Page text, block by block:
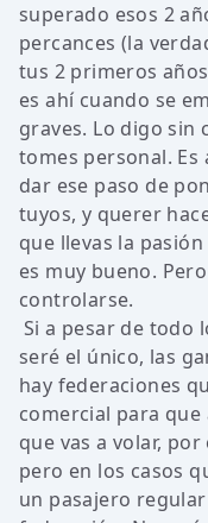
superado esos 2
percances (la
tus 2 primeros
es ahí cuando se
graves. Lo digo sin
tomes personal.
dar ese paso de
tuyos, y querer
que llevas la
es muy bueno.
controlarse.
Si a pesar de todo
seré el único, las
hay federaciones
comercial para que
que vas a volar,
pero en los casos
un pasajero